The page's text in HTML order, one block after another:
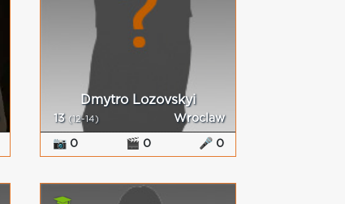
Dmytro Lozovskyi
13 (12-14) Wroclaw
📷 0 🎬 0 🎤 0